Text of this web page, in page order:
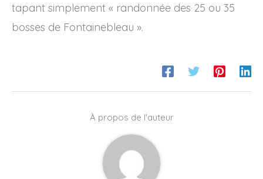
tapant simplement « randonnée des 25 ou 35
bosses de Fontainebleau ».
À propos de l'auteur